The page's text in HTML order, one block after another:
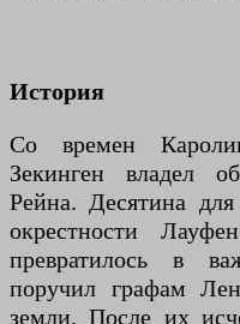
История
Со времен
Зекинген владел
Рейна. Десятина
окрестности
превратилось в
поручил графам
земли. После их